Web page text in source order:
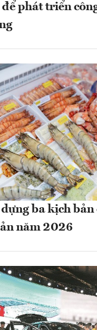
phát triển
ba kịch bản
năm 2026